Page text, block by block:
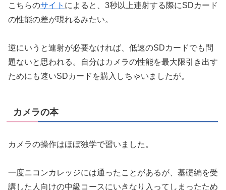
こちらのサイト によると、3秒以上連射する際にSDカード
の性能の差が現れるみたい。
逆にいうと連射が必要なければ、低速のSDカードでも問
題ないと思われる。自分はカメラの性能を最大限引き出す
ためにも速いSDカードを購入しちゃいましたが。
カメラの本
カメラの操作はほぼ独学で習いました。
一度ニコンカレッジには通ったことがあるが、基礎編を受
講した人向けの中級コースにいきなり入ってしまったため